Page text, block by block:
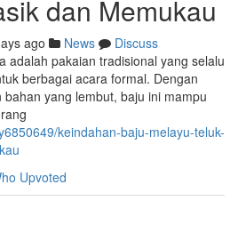
dan Memukau
ago News
Discuss
adalah pakaian tradisional yang selalu
berbagai acara formal. Dengan
yang lembut, baju ini mampu
keindahan-baju-melayu-teluk-
Upvoted